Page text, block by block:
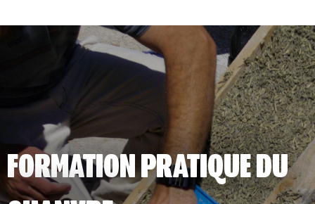
FORMATION PRATIQUE DU